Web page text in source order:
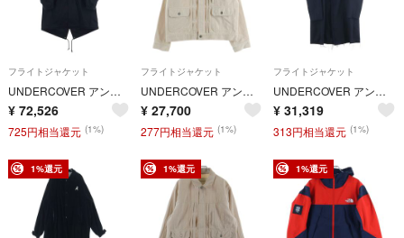
フライトジャケット
UNDERCOVER アンダーカバー 25AW Hooded Parka キルティングナイロンライナー付き モッズコート ブラック
¥ 72,526
725円相当還元 (1%)
フライトジャケット
UNDERCOVER アンダーカバー 25AW コーデュロイジャケット トラッカージャケット ベージュ
¥ 27,700
277円相当還元 (1%)
フライトジャケット
UNDERCOVER アンダーカバー 16AW the Shepherd ザ シェパード ヘリンボーンロングジャケット コート ブラック USR9301
¥ 31,319
313円相当還元 (1%)
1%還元 1%還元 1%還元